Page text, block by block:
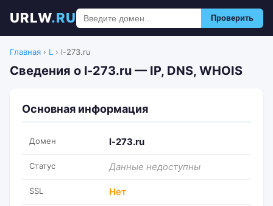
URLW.RU Проверить
Главная › L › l-273.ru
Сведения о l-273.ru — IP, DNS, WHOIS
Основная информация
Домен l-273.ru
Статус Данные недоступны
SSL Нет